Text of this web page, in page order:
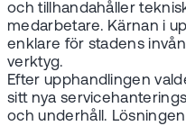
och tillhandahåller
medarbetare. Kärnan i
enklare för stadens
verktyg.
Efter upphandlingen
sitt nya
och underhåll.